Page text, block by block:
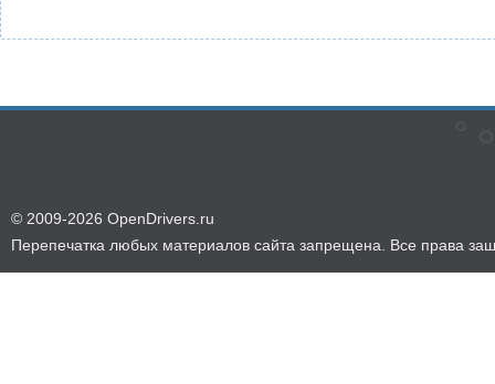
© 2009-2026 OpenDrivers.ru
Перепечатка любых материалов сайта запрещена. Все права